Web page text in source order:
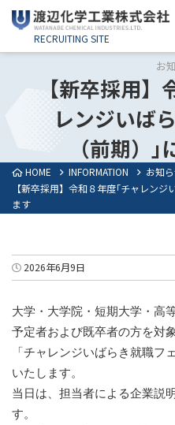
RECRUITING SITE
お
【新卒採用
レンジいば
（前期）
HOME INFORMATION
お知
【新卒採用】令和８年度｢チャレン
ます
2026年6月9日
大学・大学院・短期大学・高
予定者および既卒者の方を対
「チャレンジいばらき就職フ
いたします。
当日は、担当者による企業説
す。